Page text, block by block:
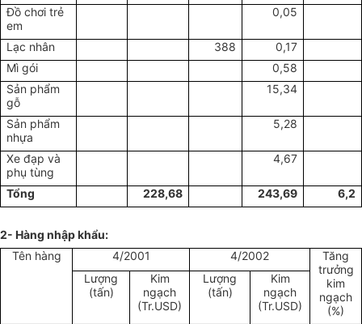
Đồ chơi trẻ
em
0,05
Lạc nhân 388
0,17
Mì gói
0,58
Sản phẩm
gỗ
15,34
Sản phẩm
nhựa
5,28
Xe đạp và
phụ tùng
4,67
Tổng 228,68 243,69 6,2
2- Hàng nhập khẩu:
Tên hàng
4/2001 4/2002
Tăng
trưởng
kim
ngạch
(%)
Lượng
(tấn)
Kim
ngạch
(Tr.USD)
Lượng
(tấn)
Kim
ngạch
(Tr.USD)